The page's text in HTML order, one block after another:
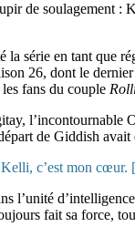
de soulagement :
série en tant que
26, dont le
fans du couple
l’incontournable
de Giddish avait
c’est mon
l’unité
fait sa force,